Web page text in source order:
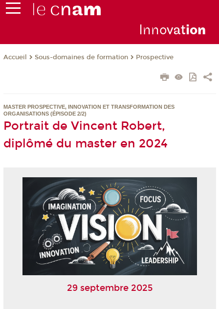
Innovation
Accueil Sous-domaines de formation Prospective
MASTER PROSPECTIVE, INNOVATION ET TRANSFORMATION DES
ORGANISATIONS (ÉPISODE 2/2)
Portrait de Vincent Robert,
diplômé du master en 2024
29 septembre 2025